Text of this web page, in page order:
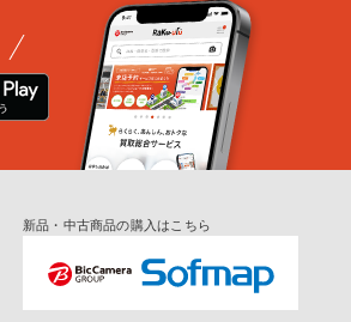
新品・中古商品の購入はこちら